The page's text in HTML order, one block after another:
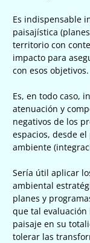
Es indispensable
paisajística
territorio con
impacto para
con esos objetivos.
Es, en todo caso,
atenuación y
negativos de los
espacios, desde
ambiente
Sería útil aplicar
ambiental
planes y
que tal
paisaje en su
tolerar las